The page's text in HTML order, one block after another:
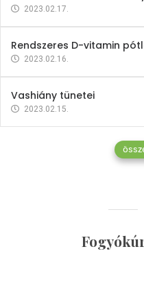
2023.02.17.
Rendszeres D-vitamin
2023.02.16.
Vashiány tünetei
2023.02.15.